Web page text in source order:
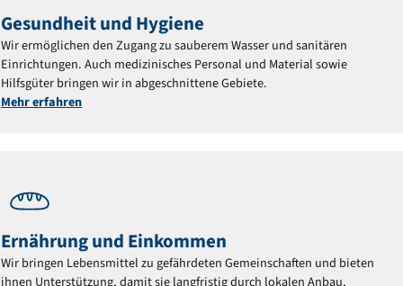
Gesundheit und Hygiene
Wir ermöglichen den Zugang zu sauberem Wasser und sanitären
Einrichtungen. Auch medizinisches Personal und Material sowie
Hilfsgüter bringen wir in abgeschnittene Gebiete.
Mehr erfahren
Ernährung und Einkommen
Wir bringen Lebensmittel zu gefährdeten Gemeinschaften und bieten
ihnen Unterstützung, damit sie langfristig durch lokalen Anbau,